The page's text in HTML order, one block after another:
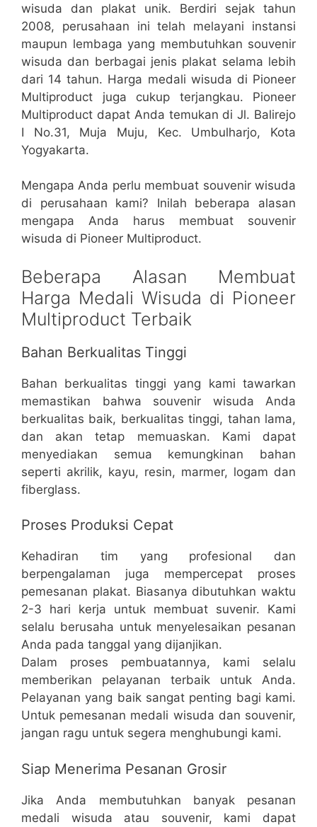
wisuda dan plakat unik. Berdiri sejak tahun
2008, perusahaan ini telah melayani instansi
maupun lembaga yang membutuhkan souvenir
wisuda dan berbagai jenis plakat selama lebih
dari 14 tahun. Harga medali wisuda di Pioneer
Multiproduct juga cukup terjangkau. Pioneer
Multiproduct dapat Anda temukan di Jl. Balirejo
I No.31, Muja Muju, Kec. Umbulharjo, Kota
Yogyakarta.
Mengapa Anda perlu membuat souvenir wisuda
di perusahaan kami? Inilah beberapa alasan
mengapa Anda harus membuat souvenir
wisuda di Pioneer Multiproduct.
Beberapa Alasan Membuat
Harga Medali Wisuda di Pioneer
Multiproduct Terbaik
Bahan Berkualitas Tinggi
Bahan berkualitas tinggi yang kami tawarkan
memastikan bahwa souvenir wisuda Anda
berkualitas baik, berkualitas tinggi, tahan lama,
dan akan tetap memuaskan. Kami dapat
menyediakan semua kemungkinan bahan
seperti akrilik, kayu, resin, marmer, logam dan
fiberglass.
Proses Produksi Cepat
Kehadiran tim yang profesional dan
berpengalaman juga mempercepat proses
pemesanan plakat. Biasanya dibutuhkan waktu
2-3 hari kerja untuk membuat suvenir. Kami
selalu berusaha untuk menyelesaikan pesanan
Anda pada tanggal yang dijanjikan.
Dalam proses pembuatannya, kami selalu
memberikan pelayanan terbaik untuk Anda.
Pelayanan yang baik sangat penting bagi kami.
Untuk pemesanan medali wisuda dan souvenir,
jangan ragu untuk segera menghubungi kami.
Siap Menerima Pesanan Grosir
Jika Anda membutuhkan banyak pesanan
medali wisuda atau souvenir, kami dapat